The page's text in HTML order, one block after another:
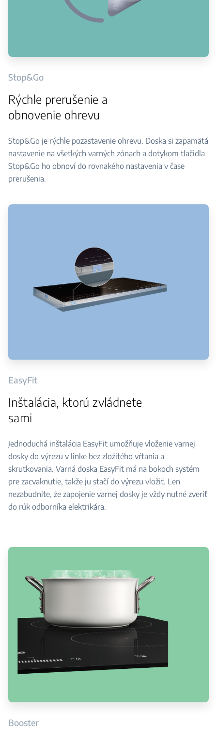
Stop&Go
Rýchle prerušenie a
obnovenie ohrevu
Stop&Go je rýchle pozastavenie ohrevu. Doska si zapamätá
nastavenie na všetkých varných zónach a dotykom tlačidla
Stop&Go ho obnoví do rovnakého nastavenia v čase
prerušenia.
EasyFit
Inštalácia, ktorú zvládnete
sami
Jednoduchá inštalácia EasyFit umožňuje vloženie varnej
dosky do výrezu v linke bez zložitého vŕtania a
skrutkovania. Varná doska EasyFit má na bokoch systém
pre zacvaknutie, takže ju stačí do výrezu vložiť. Len
nezabudnite, že zapojenie varnej dosky je vždy nutné zveriť
do rúk odborníka elektrikára.
Booster